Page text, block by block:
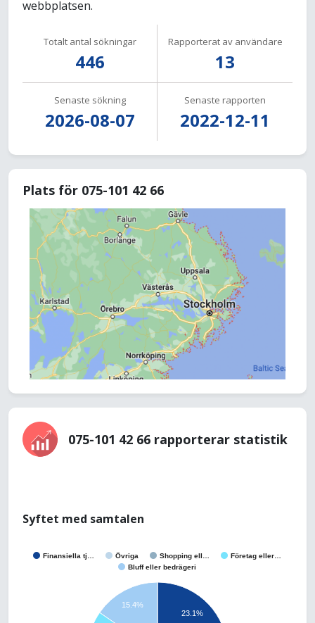
webbplatsen.
Totalt antal sökningar
446
Rapporterat av användare
13
Senaste sökning
2026-08-07
Senaste rapporten
2022-12-11
Plats för 075-101 42 66
075-101 42 66 rapporterar statistik
Syftet med samtalen
Finansiella tj… Övriga Shopping ell…
Företag eller…
Bluff eller bedrägeri
23.1%
15.4%